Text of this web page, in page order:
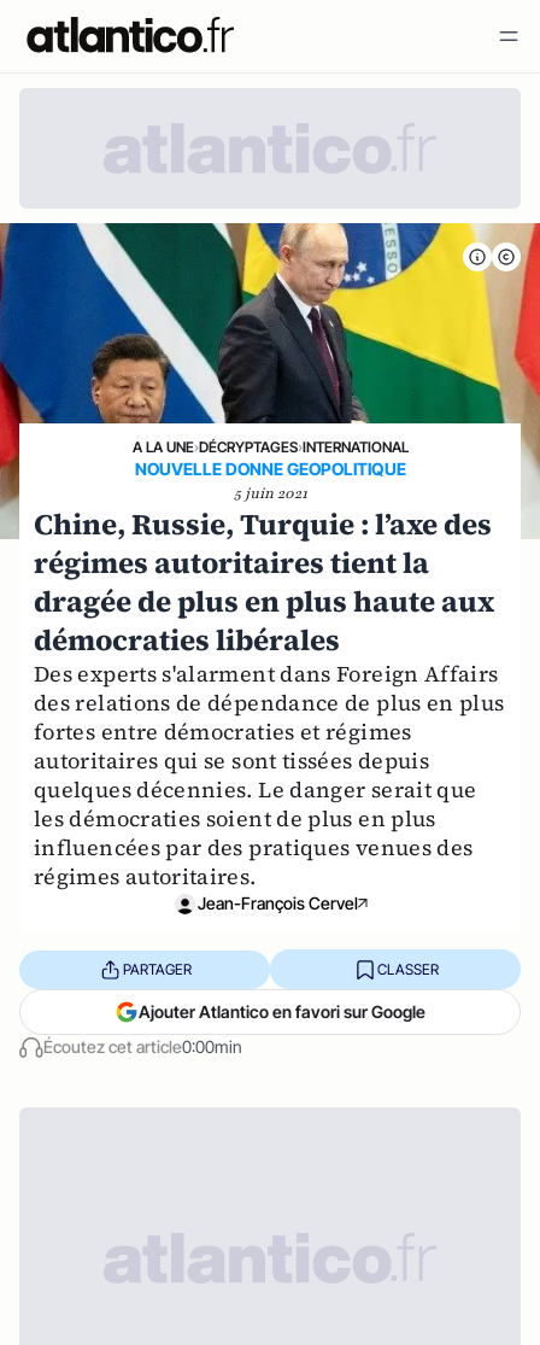
A LA UNE›DÉCRYPTAGES›INTERNATIONAL
NOUVELLE DONNE GEOPOLITIQUE
5 juin 2021
Chine, Russie, Turquie : l’axe des
régimes autoritaires tient la
dragée de plus en plus haute aux
démocraties libérales
Des experts s'alarment dans Foreign Affairs
des relations de dépendance de plus en plus
fortes entre démocraties et régimes
autoritaires qui se sont tissées depuis
quelques décennies. Le danger serait que
les démocraties soient de plus en plus
influencées par des pratiques venues des
régimes autoritaires.
Jean-François Cervel
Écoutez cet article0:00min
PARTAGER CLASSER
Ajouter Atlantico en favori sur Google